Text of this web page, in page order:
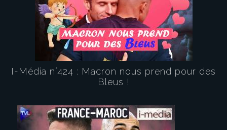
I-Média n°424 : Macron nous prend pour des
Bleus !